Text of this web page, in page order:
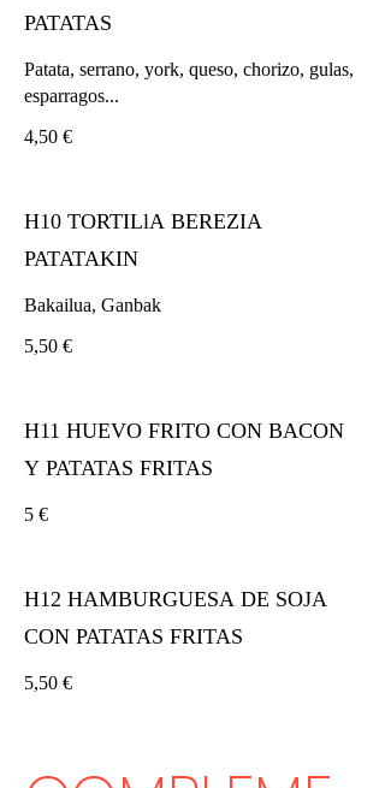
PATATAS
Patata, serrano, york, queso, chorizo, gulas,
esparragos...
4,50 €
H10 TORTILlA BEREZIA
PATATAKIN
Bakailua, Ganbak
5,50 €
H11 HUEVO FRITO CON BACON
Y PATATAS FRITAS
5 €
H12 HAMBURGUESA DE SOJA
CON PATATAS FRITAS
5,50 €